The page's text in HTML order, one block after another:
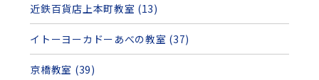
近鉄百貨店上本町教室 (13)
イトーヨーカドーあべの教室 (37)
京橋教室 (39)